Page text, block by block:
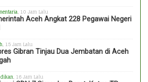
, 10 Jam Lalu
Aceh Angkat 228 Pegawai Negeri
, 15 Jam Lalu
Gibran Tinjau Dua Jembatan di Aceh
, 16 Jam Lalu